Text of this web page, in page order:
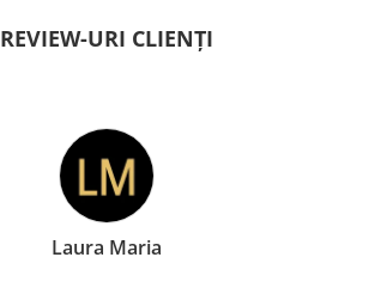
REVIEW-URI CLIENȚI
Laura Maria